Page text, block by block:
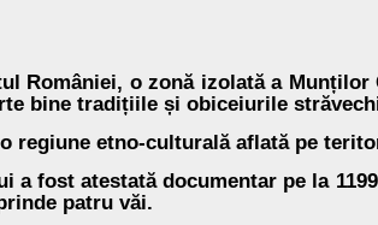
României, o zonă izolată a
bine tradițiile și obiceiurile
regiune etno-culturală aflată pe
a fost atestată documentar pe la
patru văi.